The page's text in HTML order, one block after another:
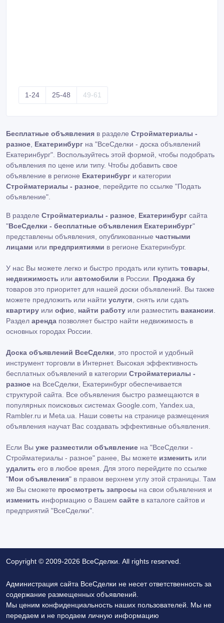
1-24 25-48 49-61
Бесплатные объявления в разделе Стройматериалы -
разное Екатеринбург на "ВсеСделки - доска объявлений
Екатеринбург". Воспользуйтесь этой формой, чтобы подобрать
объявления по цене или типу. Чтобы добавить свое
объявление в регионе Екатеринбург и категории
Стройматериалы - разное , перейдите по ссылке "Подать
объявление"
В разделе Стройматериалы - разное Екатеринбург сайта
"ВсеСделки - бесплатные объявления Екатеринбург"
представлены объявления, опубликованные частными
лицами или предприятиями в регионе Екатеринбург.
У нас Вы можете легко и быстро продать или купить товары
недвижимость или автомобили в России. Продажа бу
товаров это приоритет для нашей доски объявлений. Вы также
можете предложить или найти услуги , снять или сдать
квартиру или офис найти работу или разместить вакансии
Раздел аренда позволяет быстро найти недвижимость в
основных городах России.
Доска объявлений ВсеСделки , это простой и удобный
инструмент торговли в Интернет. Высокая эффективность
бесплатных объявлений в категории Стройматериалы -
разное на ВсеСделки, Екатеринбург обеспечивается
структурой сайта. Все объявления быстро размещаются в
популярных поисковых системах Google.com, Yandex.ua,
Rambler.ru и Meta.ua. Наши советы на странице размещения
объявления научат Вас создавать эффективные объявления.
Если Вы уже разместили объявление на "ВсеСделки -
Стройматериалы - разное" ранее, Вы можете изменить или
удалить его в любое время. Для этого перейдите по ссылке
"Мои объявления" в правом верхнем углу этой страницы. Там
же Вы сможете просмотреть запросы на свои объявления и
изменить информацию о Вашем сайте в каталоге сайтов и
предприятий "ВсеСделки".
Copyright © 2009-2026 ВсеСделки. All rights reserved.
Администрация сайта ВсеСделки не несет ответственность за
содержание размещенных объявлений.
Мы ценим конфиденциальность наших пользователей. Мы не
передаем и не продаем личную информацию